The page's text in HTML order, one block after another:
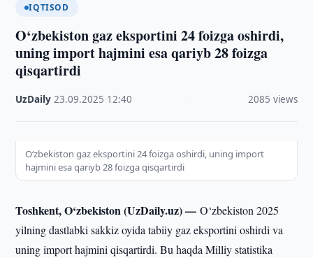
IQTISOD
O‘zbekiston gaz eksportini 24 foizga oshirdi,
uning import hajmini esa qariyb 28 foizga
qisqartirdi
UzDaily ·23.09.2025 12:40 2085 views
O‘zbekiston gaz eksportini 24 foizga oshirdi, uning import
hajmini esa qariyb 28 foizga qisqartirdi
Toshkent, O‘zbekiston (UzDaily.uz) —O‘zbekiston 2025
yilning dastlabki sakkiz oyida tabiiy gaz eksportini oshirdi va
uning import hajmini qisqartirdi. Bu haqda Milliy statistika